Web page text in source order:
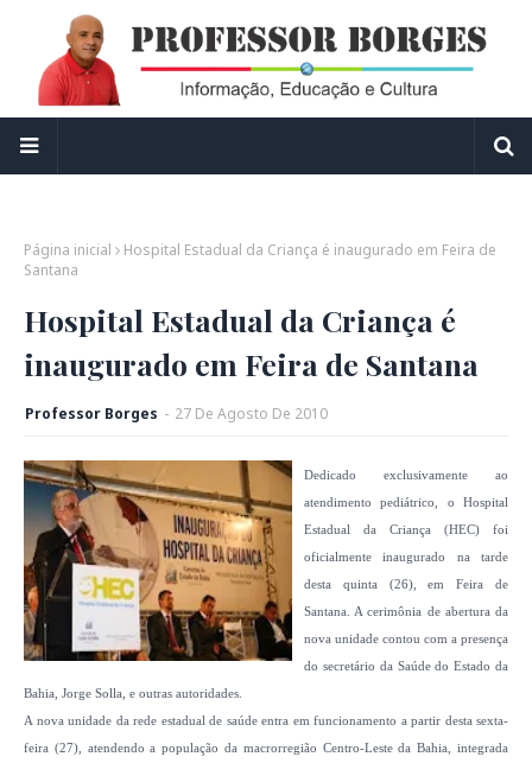
Página inicial
Hospital Estadual da Criança é inaugurado em Feira de
Santana
Hospital Estadual da Criança é
inaugurado em Feira de Santana
Professor Borges - 27 De Agosto De 2010
Dedicado exclusivamente ao
atendimento pediátrico, o Hospital
Estadual da Criança (HEC) foi
oficialmente inaugurado na tarde
desta quinta (26), em Feira de
Santana. A cerimônia de abertura da
nova unidade contou com a presença
do secretário da Saúde do Estado da
Bahia, Jorge Solla, e outras autoridades.
A nova unidade da rede estadual de saúde entra em funcionamento a partir desta sexta-
feira (27), atendendo a população da macrorregião Centro-Leste da Bahia, integrada